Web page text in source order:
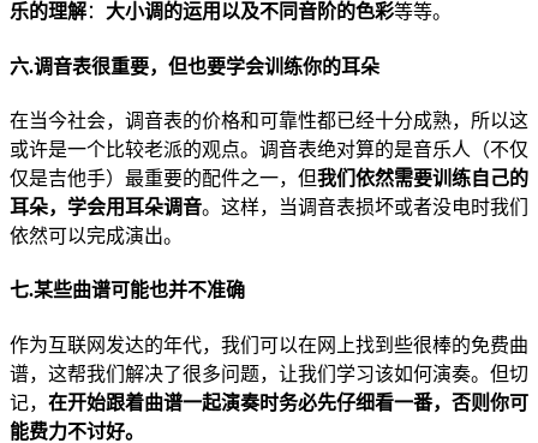
乐的理解： 大小调的运用以及不同音阶的色彩等等。
六.调音表很重要，但也要学会训练你的耳朵
在当今社会，调音表的价格和可靠性都已经十分成熟，所以这
或许是一个比较老派的观点。调音表绝对算的是音乐人（不仅
仅是吉他手）最重要的配件之一，但我们依然需要训练自己的
耳朵，学会用耳朵调音。这样，当调音表损坏或者没电时我们
依然可以完成演出。
七.某些曲谱可能也并不准确
作为互联网发达的年代，我们可以在网上找到些很棒的免费曲
谱，这帮我们解决了很多问题，让我们学习该如何演奏。但切
记， 在开始跟着曲谱一起演奏时务必先仔细看一番，否则你可
能费力不讨好。